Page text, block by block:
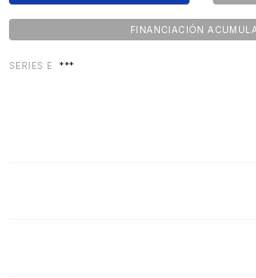
FINANCIACIÓN
SERIES E ***